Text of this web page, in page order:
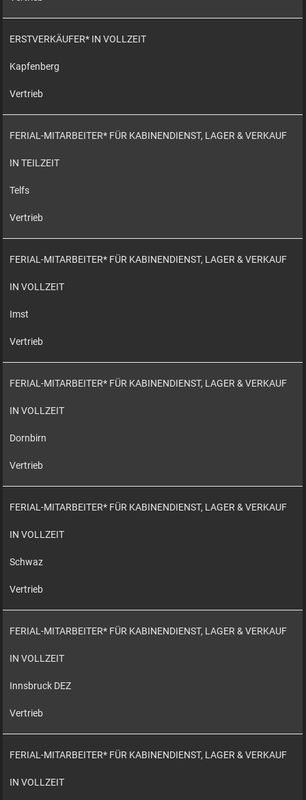
ERSTVERKÄUFER* IN VOLLZEIT
Kapfenberg
Vertrieb
FERIAL-MITARBEITER* FÜR KABINENDIENST, LAGER & VERKAUF
IN TEILZEIT
Telfs
Vertrieb
FERIAL-MITARBEITER* FÜR KABINENDIENST, LAGER & VERKAUF
IN VOLLZEIT
Imst
Vertrieb
FERIAL-MITARBEITER* FÜR KABINENDIENST, LAGER & VERKAUF
IN VOLLZEIT
Dornbirn
Vertrieb
FERIAL-MITARBEITER* FÜR KABINENDIENST, LAGER & VERKAUF
IN VOLLZEIT
Schwaz
Vertrieb
FERIAL-MITARBEITER* FÜR KABINENDIENST, LAGER & VERKAUF
IN VOLLZEIT
Innsbruck DEZ
Vertrieb
FERIAL-MITARBEITER* FÜR KABINENDIENST, LAGER & VERKAUF
IN VOLLZEIT